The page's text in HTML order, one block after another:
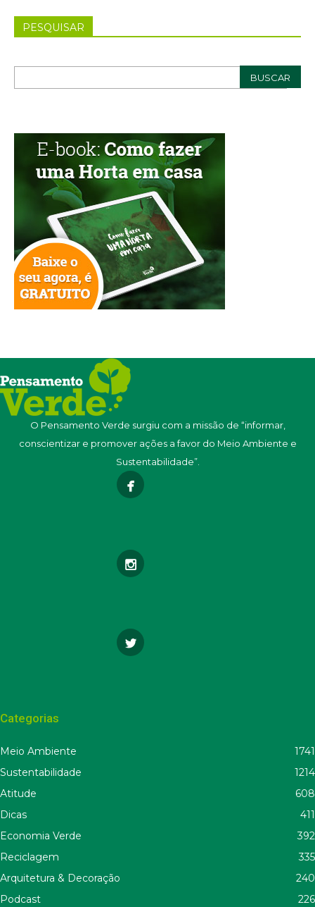
PESQUISAR
O Pensamento Verde surgiu com a missão de “informar,
conscientizar e promover ações a favor do Meio Ambiente e
Sustentabilidade”.
Categorias
Meio Ambiente
1741
Sustentabilidade
1214
Atitude
608
Dicas
411
Economia Verde
392
Reciclagem
335
Arquitetura & Decoração
240
Podcast
226